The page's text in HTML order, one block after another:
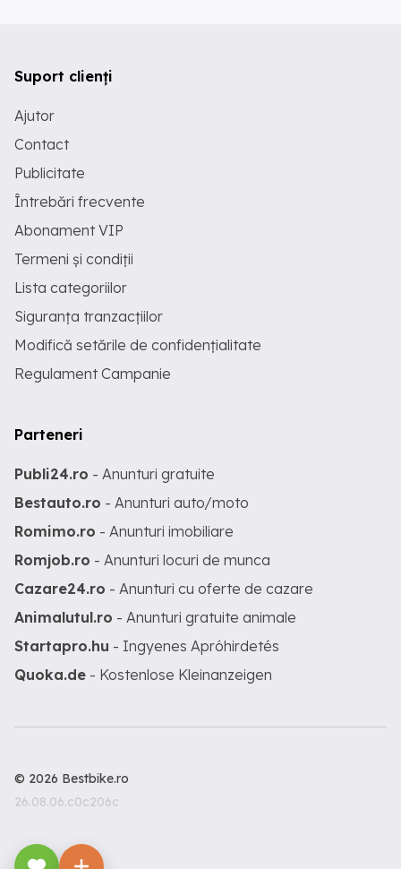
Suport clienți
Ajutor
Contact
Publicitate
Întrebări frecvente
Abonament VIP
Termeni și condiții
Lista categoriilor
Siguranța tranzacțiilor
Modifică setările de confidențialitate
Regulament Campanie
Parteneri
Publi24.ro - Anunturi gratuite
Bestauto.ro - Anunturi auto/moto
Romimo.ro - Anunturi imobiliare
Romjob.ro - Anunturi locuri de munca
Cazare24.ro - Anunturi cu oferte de cazare
Animalutul.ro - Anunturi gratuite animale
Startapro.hu - Ingyenes Apróhirdetés
Quoka.de - Kostenlose Kleinanzeigen
© 2026 Bestbike.ro
26.08.06.c0c206c